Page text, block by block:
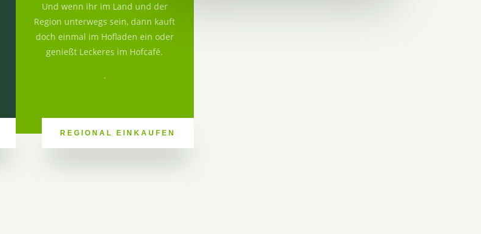
Und wenn ihr im Land und der
Region unterwegs sein, dann kauft
doch einmal im Hofladen ein oder
genießt Leckeres im Hofcafé.
.
REGIONAL EINKAUFEN